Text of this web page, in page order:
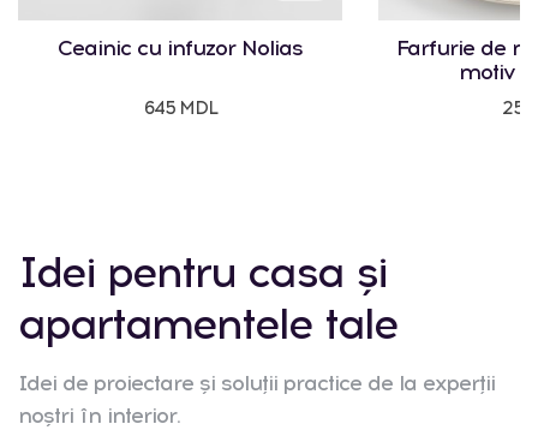
Ceainic cu infuzor Nolias
645 MDL
Farfurie de
motiv
Idei pentru casa și
apartamentele tale
Idei de proiectare și soluții practice de la experții
noștri în interior.